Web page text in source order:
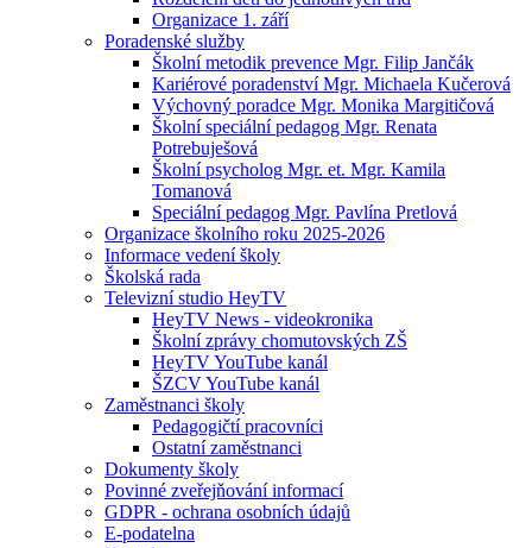
Organizace 1. září
Poradenské služby
Školní metodik prevence Mgr. Filip Jančák
Kariérové poradenství Mgr. Michaela Kučerová
Výchovný poradce Mgr. Monika Margitičová
Školní speciální pedagog Mgr. Renata
Potrebuješová
Školní psycholog Mgr. et. Mgr. Kamila
Tomanová
Speciální pedagog Mgr. Pavlína Pretlová
Organizace školního roku 2025-2026
Informace vedení školy
Školská rada
Televizní studio HeyTV
HeyTV News - videokronika
Školní zprávy chomutovských ZŠ
HeyTV YouTube kanál
ŠZCV YouTube kanál
Zaměstnanci školy
Pedagogičtí pracovníci
Ostatní zaměstnanci
Dokumenty školy
Povinné zveřejňování informací
GDPR - ochrana osobních údajů
E-podatelna